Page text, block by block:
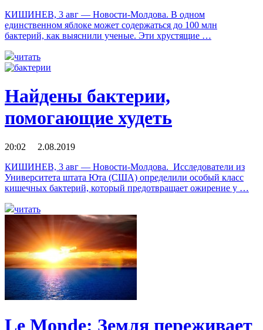
КИШИНЕВ, 3 авг — Новости-Молдова. В одном
единственном яблоке может содержаться до 100 млн
бактерий, как выяснили ученые. Эти хрустящие …
читать
Найдены бактерии,
помогающие худеть
20:02 2.08.2019
КИШИНЕВ, 3 авг — Новости-Молдова. Исследователи из
Университета штата Юта (США) определили особый класс
кишечных бактерий, который предотвращает ожирение у …
читать
Le Monde: Земля переживает